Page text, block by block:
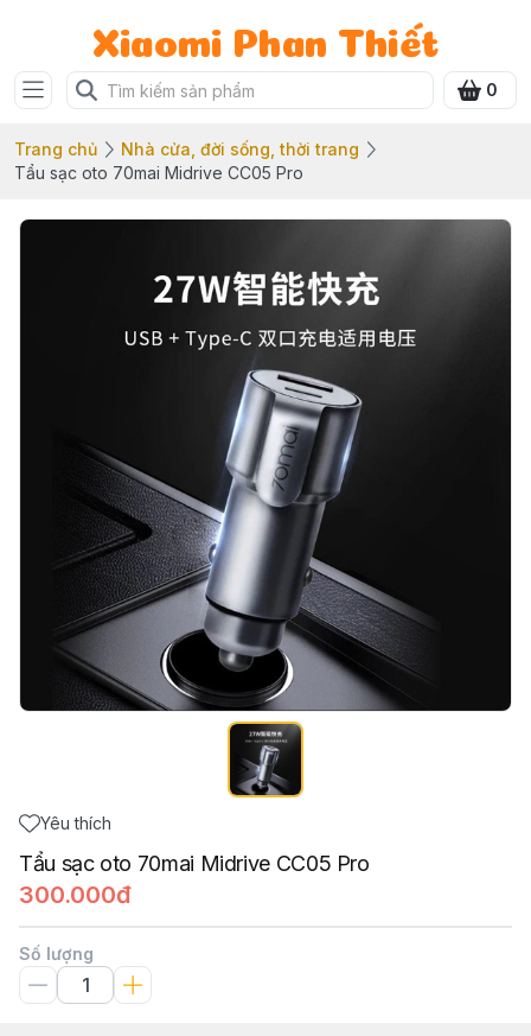
Xiaomi Phan Thiết
0
Trang chủ
Nhà cửa, đời sống, thời trang
Tẩu sạc oto 70mai Midrive CC05 Pro
Yêu thích
Tẩu sạc oto 70mai Midrive CC05 Pro
300.000đ
Số lượng